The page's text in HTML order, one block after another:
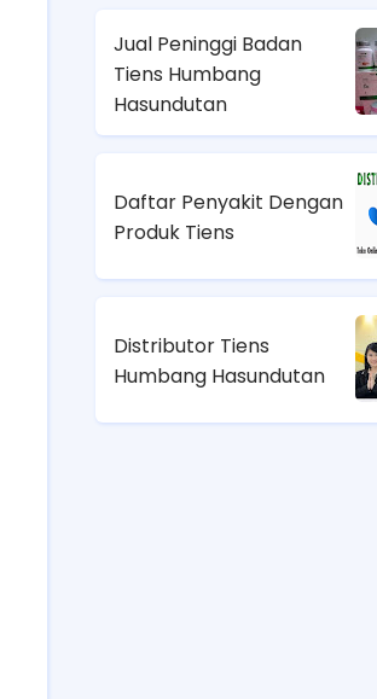
Jual Peninggi Badan
Tiens Humbang
Hasundutan
Daftar Penyakit Dengan
Produk Tiens
Distributor Tiens
Humbang Hasundutan